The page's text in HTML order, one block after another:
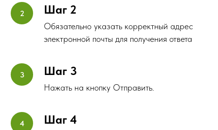
Шаг 2
Обязательно указать корректный адрес
электронной почты для получения ответа
Шаг 3
Нажать на кнопку Отправить.
Шаг 4